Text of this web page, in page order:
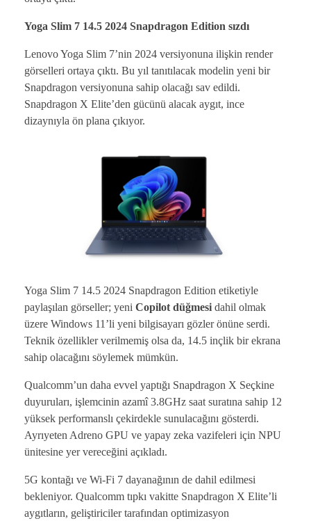
Yoga Slim 7 14.5 2024 Snapdragon Edition sızdı
Lenovo Yoga Slim 7’nin 2024 versiyonuna ilişkin render
görselleri ortaya çıktı. Bu yıl tanıtılacak modelin yeni bir
Snapdragon versiyonuna sahip olacağı sav edildi.
Snapdragon X Elite’den gücünü alacak aygıt, ince
dizaynıyla ön plana çıkıyor.
Yoga Slim 7 14.5 2024 Snapdragon Edition etiketiyle
paylaşılan görseller; yeni Copilot düğmesi dahil olmak
üzere Windows 11’li yeni bilgisayarı gözler önüne serdi.
Teknik özellikler verilmemiş olsa da, 14.5 inçlik bir ekrana
sahip olacağını söylemek mümkün.
Qualcomm’un daha evvel yaptığı Snapdragon X Seçkine
duyuruları, işlemcinin azamî 3.8GHz saat suratına sahip 12
yüksek performanslı çekirdekle sunulacağını gösterdi.
Ayrıyeten Adreno GPU ve yapay zeka vazifeleri için NPU
ünitesine yer vereceğini açıkladı.
5G kontağı ve Wi-Fi 7 dayanağının de dahil edilmesi
bekleniyor. Qualcomm tıpkı vakitte Snapdragon X Elite’li
aygıtların, geliştiriciler tarafından optimizasyon